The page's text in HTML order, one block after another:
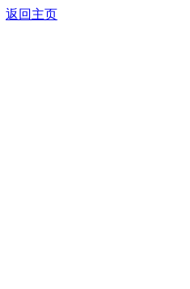
返回主页